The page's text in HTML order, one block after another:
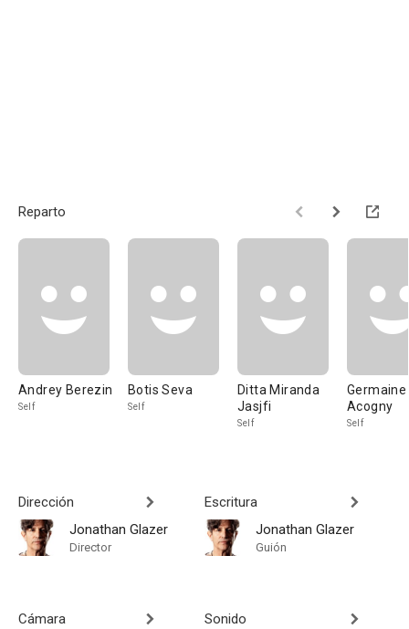
Reparto
Andrey Berezin
Self
Botis Seva
Self
Ditta Miranda
Jasjfi
Self
Germaine
Acogny
Self
Dirección
Jonathan Glazer
Director
Cámara
Escritura
Jonathan Glazer
Guión
Sonido